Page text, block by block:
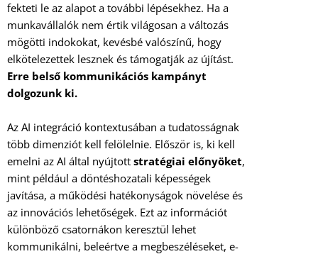
fekteti le az alapot a további lépésekhez. Ha a
munkavállalók nem értik világosan a változás
mögötti indokokat, kevésbé valószínű, hogy
elkötelezettek lesznek és támogatják az újítást.
Erre belső kommunikációs kampányt
dolgozunk ki.
Az AI integráció kontextusában a tudatosságnak
több dimenziót kell felölelnie. Először is, ki kell
emelni az AI által nyújtott stratégiai előnyöket,
mint például a döntéshozatali képességek
javítása, a működési hatékonyságok növelése és
az innovációs lehetőségek. Ezt az információt
különböző csatornákon keresztül lehet
kommunikálni, beleértve a megbeszéléseket, e-